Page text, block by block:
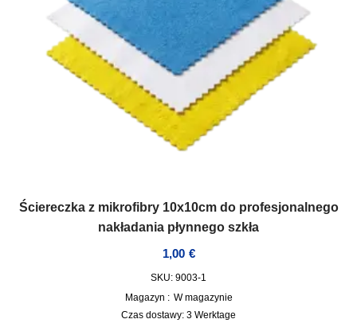
Ściereczka z mikrofibry 10x10cm do profesjonalnego
nakładania płynnego szkła
1,00 €
SKU: 9003-1
Magazyn : W magazynie
Czas dostawy: 3 Werktage